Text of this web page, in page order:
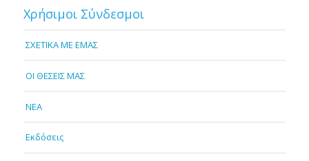
Χρήσιμοι Σύνδεσμοι
ΣΧΕΤΙΚΑ ΜΕ ΕΜΑΣ
OI ΘΕΣΕΙΣ ΜΑΣ
NEA
Εκδόσεις